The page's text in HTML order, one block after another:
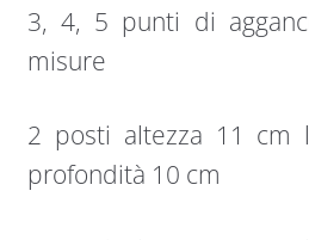
3, 4, 5 punti di
misure
2 posti altezza 11 cm
profondità 10 cm